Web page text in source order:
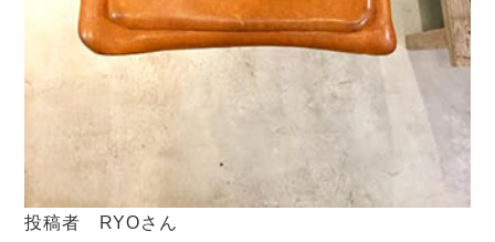
投稿者 RYOさん